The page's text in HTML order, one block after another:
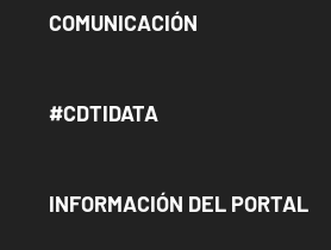
Menu Footer Comunicación
COMUNICACIÓN
Menú Footer #Cdtidata
#CDTIDATA
Menu Footer Información del Portal
INFORMACIÓN DEL PORTAL